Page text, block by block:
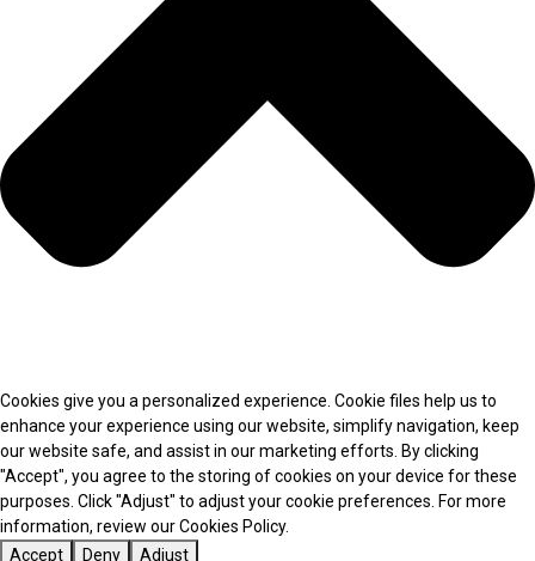
Cookies give you a personalized experience. Cookie files help us to
enhance your experience using our website, simplify navigation, keep
our website safe, and assist in our marketing efforts. By clicking
"Accept", you agree to the storing of cookies on your device for these
purposes. Click "Adjust" to adjust your cookie preferences. For more
information, review our Cookies Policy.
Accept
Deny Adjust